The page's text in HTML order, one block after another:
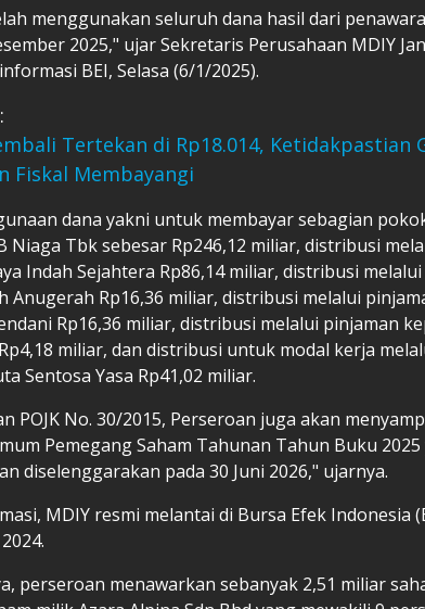
menggunakan seluruh dana hasil dari
2025," ujar Sekretaris Perusahaan MDIY
BEI, Selasa (6/1/2025).
Tertekan di Rp18.014, Ketidakpastian
Fiskal Membayangi
dana yakni untuk membayar sebagian
Niaga Tbk sebesar Rp246,12 miliar, distribusi
Indah Sejahtera Rp86,14 miliar, distribusi
Anugerah Rp16,36 miliar, distribusi melalui
Rp16,36 miliar, distribusi melalui pinjaman
miliar, dan distribusi untuk modal kerja
Sentosa Yasa Rp41,02 miliar.
POJK No. 30/2015, Perseroan juga akan
Pemegang Saham Tahunan Tahun Buku
diselenggarakan pada 30 Juni 2026," ujarnya.
MDIY resmi melantai di Bursa Efek Indonesia
perseroan menawarkan sebanyak 2,51 miliar